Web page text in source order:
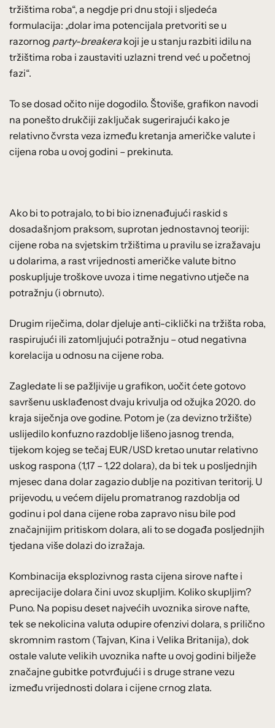
tržištima roba“, a negdje pri dnu stoji i sljedeća
formulacija: „dolar ima potencijala pretvoriti se u
razornog party-breakera koji je u stanju razbiti idilu na
tržištima roba i zaustaviti uzlazni trend već u početnoj
fazi“.
To se dosad očito nije dogodilo. Štoviše, grafikon navodi
na ponešto drukčiji zaključak sugerirajući kako je
relativno čvrsta veza između kretanja američke valute i
cijena roba u ovoj godini – prekinuta.
Ako bi to potrajalo, to bi bio iznenađujući raskid s
dosadašnjom praksom, suprotan jednostavnoj teoriji:
cijene roba na svjetskim tržištima u pravilu se izražavaju
u dolarima, a rast vrijednosti američke valute bitno
poskupljuje troškove uvoza i time negativno utječe na
potražnju (i obrnuto).
Drugim riječima, dolar djeluje anti-ciklički na tržišta roba,
raspirujući ili zatomljujući potražnju – otud negativna
korelacija u odnosu na cijene roba.
Zagledate li se pažljivije u grafikon, uočit ćete gotovo
savršenu usklađenost dvaju krivulja od ožujka 2020. do
kraja siječnja ove godine. Potom je (za devizno tržište)
uslijedilo konfuzno razdoblje lišeno jasnog trenda,
tijekom kojeg se tečaj EUR/USD kretao unutar relativno
uskog raspona (1,17 – 1,22 dolara), da bi tek u posljednjih
mjesec dana dolar zagazio dublje na pozitivan teritorij. U
prijevodu, u većem dijelu promatranog razdoblja od
godinu i pol dana cijene roba zapravo nisu bile pod
značajnijim pritiskom dolara, ali to se događa posljednjih
tjedana više dolazi do izražaja.
Kombinacija eksplozivnog rasta cijena sirove nafte i
aprecijacije dolara čini uvoz skupljim. Koliko skupljim?
Puno. Na popisu deset najvećih uvoznika sirove nafte,
tek se nekolicina valuta odupire ofenzivi dolara, s prilično
skromnim rastom (Tajvan, Kina i Velika Britanija), dok
ostale valute velikih uvoznika nafte u ovoj godini bilježe
značajne gubitke potvrđujući i s druge strane vezu
između vrijednosti dolara i cijene crnog zlata.